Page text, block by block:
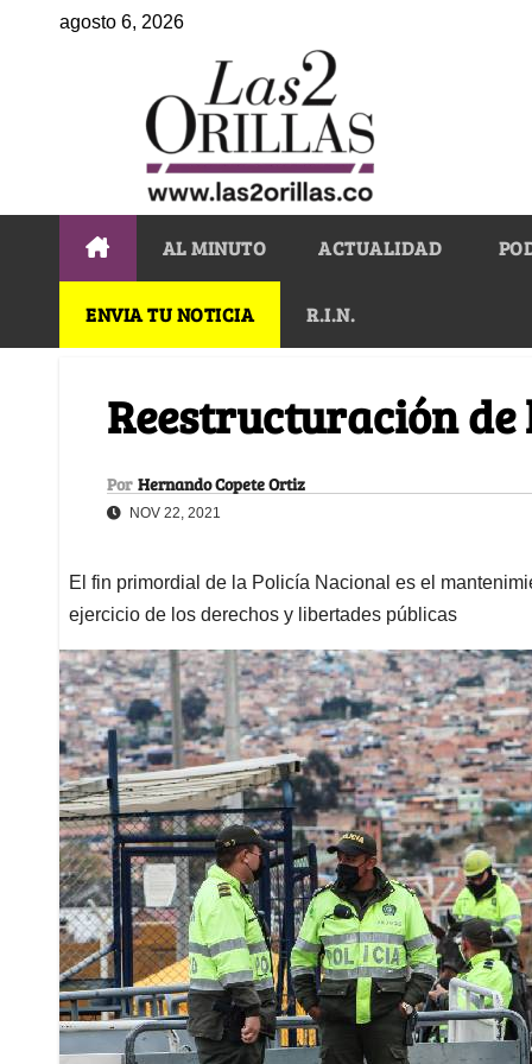
agosto 6, 2026
AL MINUTO ACTUALIDAD
ENVIA TU NOTICIA R.I.N.
Reestructuración
Por Hernando Copete Ortiz
NOV 22, 2021
El fin primordial de la Policía Nacional es el
ejercicio de los derechos y libertades públicas